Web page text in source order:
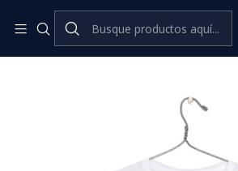
Inicio Catálogo Classic Cine
Goya / Vis a Vis #1